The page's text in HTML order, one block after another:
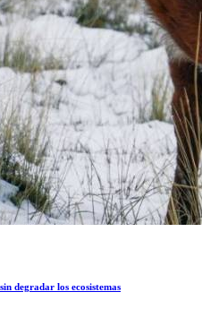
degradar los ecosistemas